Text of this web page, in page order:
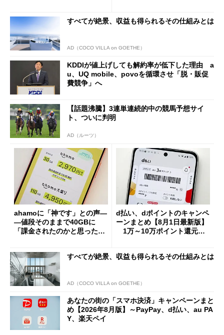
すべてが絶景、収益も得られるその仕組みとは
AD（COCO VILLA on GOETHE）
KDDIが値上げしても解約率が低下した理由 a
u、UQ mobile、povoを循環させ「脱・販促
費競争」へ
【話題沸騰】3連単連続的中の競馬予想サイ
ト、ついに判明
AD（ルーツ）
ahamoに「神です」との声―
―値段そのままで40GBに
「課金されたのかと思った」
d払い、dポイントのキャンペ
ーンまとめ【8月1日最新版】
1万～10万ポイント還元の
すべてが絶景、収益も得られるその仕組みとは
AD（COCO VILLA on GOETHE）
あなたの街の「スマホ決済」キャンペーンまと
め【2026年8月版】～PayPay、d払い、au PA
Y、楽天ペイ